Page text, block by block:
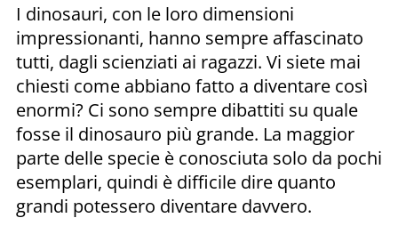
I dinosauri, con le loro dimensioni
impressionanti, hanno sempre affascinato
tutti, dagli scienziati ai ragazzi. Vi siete mai
chiesti come abbiano fatto a diventare così
enormi? Ci sono sempre dibattiti su quale
fosse il dinosauro più grande. La maggior
parte delle specie è conosciuta solo da pochi
esemplari, quindi è difficile dire quanto
grandi potessero diventare davvero.